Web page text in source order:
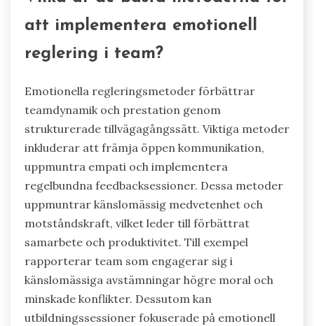
att implementera emotionell
reglering i team?
Emotionella regleringsmetoder förbättrar
teamdynamik och prestation genom
strukturerade tillvägagångssätt. Viktiga metoder
inkluderar att främja öppen kommunikation,
uppmuntra empati och implementera
regelbundna feedbacksessioner. Dessa metoder
uppmuntrar känslomässig medvetenhet och
motståndskraft, vilket leder till förbättrat
samarbete och produktivitet. Till exempel
rapporterar team som engagerar sig i
känslomässiga avstämningar högre moral och
minskade konflikter. Dessutom kan
utbildningssessioner fokuserade på emotionell